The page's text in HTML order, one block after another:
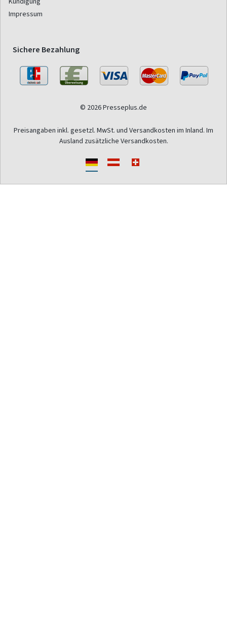
Impressum
Sichere Bezahlung
© 2026 Presseplus.de
Preisangaben inkl. gesetzl. MwSt. und Versandkosten im Inland. Im
Ausland zusätzliche Versandkosten.